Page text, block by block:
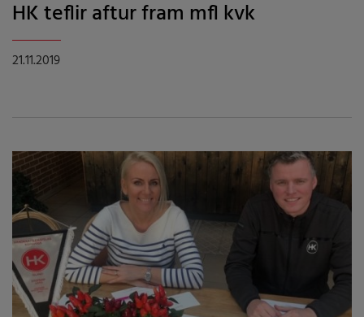
HK teflir aftur fram mfl kvk
21.11.2019